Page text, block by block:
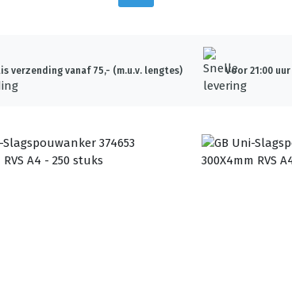
verzending vanaf 75,- (m.u.v. lengtes) Voor 21:00